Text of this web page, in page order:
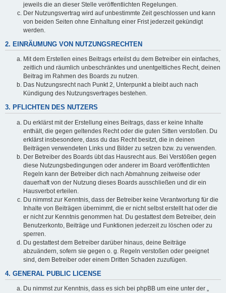
jeweils die an dieser Stelle veröffentlichten Regelungen.
Der Nutzungsvertrag wird auf unbestimmte Zeit geschlossen und kann
von beiden Seiten ohne Einhaltung einer Frist jederzeit gekündigt
werden.
2. EINRÄUMUNG VON NUTZUNGSRECHTEN
Mit dem Erstellen eines Beitrags erteilst du dem Betreiber ein einfaches,
zeitlich und räumlich unbeschränktes und unentgeltliches Recht, deinen
Beitrag im Rahmen des Boards zu nutzen.
Das Nutzungsrecht nach Punkt 2, Unterpunkt a bleibt auch nach
Kündigung des Nutzungsvertrages bestehen.
3. PFLICHTEN DES NUTZERS
Du erklärst mit der Erstellung eines Beitrags, dass er keine Inhalte
enthält, die gegen geltendes Recht oder die guten Sitten verstoßen. Du
erklärst insbesondere, dass du das Recht besitzt, die in deinen
Beiträgen verwendeten Links und Bilder zu setzen bzw. zu verwenden.
Der Betreiber des Boards übt das Hausrecht aus. Bei Verstößen gegen
diese Nutzungsbedingungen oder anderer im Board veröffentlichten
Regeln kann der Betreiber dich nach Abmahnung zeitweise oder
dauerhaft von der Nutzung dieses Boards ausschließen und dir ein
Hausverbot erteilen.
Du nimmst zur Kenntnis, dass der Betreiber keine Verantwortung für die
Inhalte von Beiträgen übernimmt, die er nicht selbst erstellt hat oder die
er nicht zur Kenntnis genommen hat. Du gestattest dem Betreiber, dein
Benutzerkonto, Beiträge und Funktionen jederzeit zu löschen oder zu
sperren.
Du gestattest dem Betreiber darüber hinaus, deine Beiträge
abzuändern, sofern sie gegen o. g. Regeln verstoßen oder geeignet
sind, dem Betreiber oder einem Dritten Schaden zuzufügen.
4. GENERAL PUBLIC LICENSE
Du nimmst zur Kenntnis, dass es sich bei phpBB um eine unter der „